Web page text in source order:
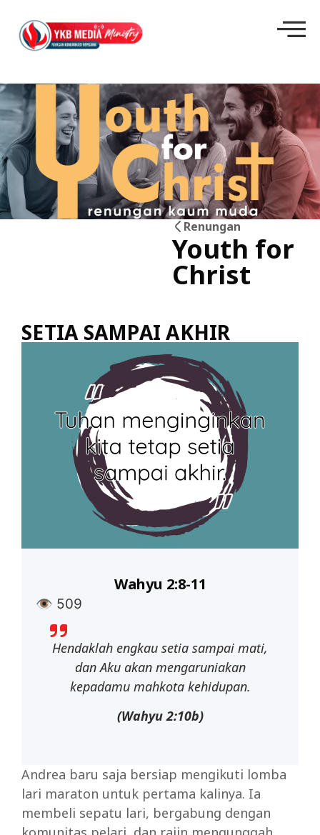
Renungan
Youth for
Christ
SETIA SAMPAI AKHIR
👁 509
Wahyu 2:8-11
Hendaklah engkau setia sampai mati,
dan Aku akan mengaruniakan
kepadamu mahkota kehidupan.
(Wahyu 2:10b)
Andrea baru saja bersiap mengikuti lomba
lari maraton untuk pertama kalinya. Ia
membeli sepatu lari, bergabung dengan